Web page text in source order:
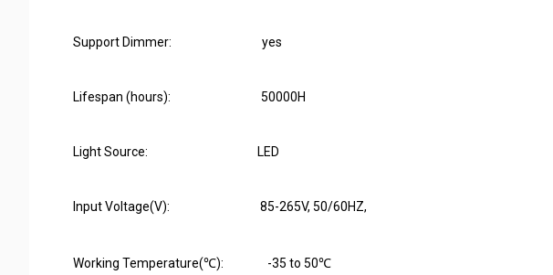
Support Dimmer: yes
Lifespan (hours): 50000H
Light Source: LED
Input Voltage(V): 85-265V, 50/60HZ,
Working Temperature(℃): -35 to 50℃